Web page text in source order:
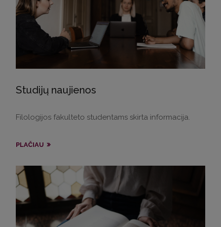
Studijų naujienos
Filologijos fakulteto studentams skirta informacija.
PLAČIAU